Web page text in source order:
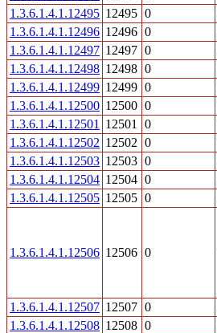
1.3.6.1.4.1.12495 12495 0
1.3.6.1.4.1.12496 12496 0
1.3.6.1.4.1.12497 12497 0
1.3.6.1.4.1.12498 12498 0
1.3.6.1.4.1.12499 12499 0
1.3.6.1.4.1.12500 12500 0
1.3.6.1.4.1.12501
12501 0
1.3.6.1.4.1.12502 12502 0
1.3.6.1.4.1.12503 12503 0
1.3.6.1.4.1.12504 12504 0
1.3.6.1.4.1.12505 12505 0
1.3.6.1.4.1.12506 12506 0
1.3.6.1.4.1.12507 12507 0
1.3.6.1.4.1.12508 12508 0